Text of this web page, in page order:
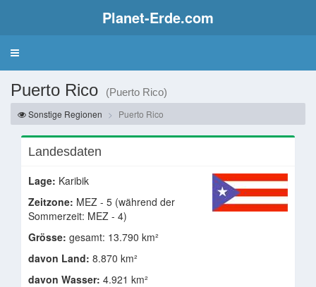
Planet-Erde.com
Puerto Rico
(Puerto Rico)
Sonstige Regionen
Puerto Rico
Landesdaten
Lage: Karibik
Zeitzone: MEZ - 5 (während der
Sommerzeit: MEZ - 4)
Grösse: gesamt: 13.790 km²
davon Land: 8.870 km²
davon Wasser: 4.921 km²